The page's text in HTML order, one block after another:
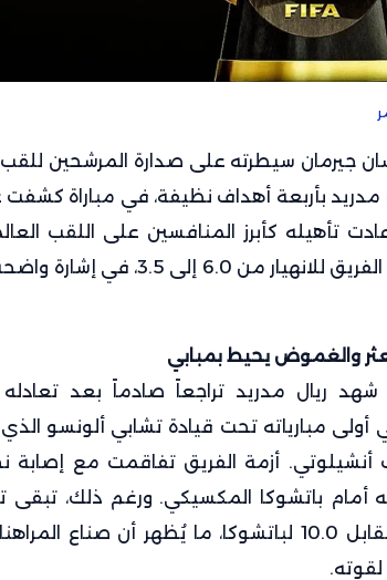
جيرمان سيطرته على صدارة المرشحين للقب
بأربعة أهداف نظيفة، في مباراة كشفت
تأهيله كأبرز المنافسين على اللقب
دفع مراهنات الفريق للانهيار من
والغموض يحيط بمبابي
أولى مبارياته تحت قيادة تشابي ألونسو
أزمة الفريق تفاقمت مع إصابة
أمام باتشوكا المكسيكي. ورغم ذلك، تبقى
(عائد 1.24)، مقابل 10.0 لباتشوكا، ما يُظهر أن